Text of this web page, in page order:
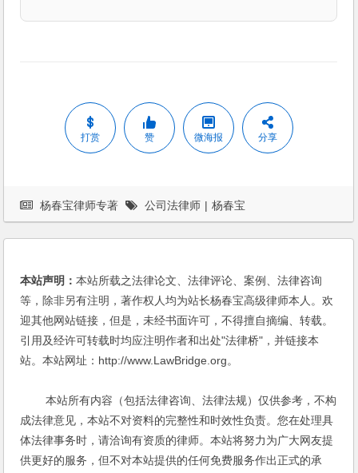
打赏 赞 微海报 分享
杨春宝律师专著 公司法律师 | 杨春宝
本站声明：本站所载之法律论文、法律评论、案例、法律咨询
等，除非另有注明，著作权人均为站长杨春宝高级律师本人。欢
迎其他网站链接，但是，未经书面许可，不得擅自摘编、转载。
引用及经许可转载时均应注明作者和出处"法律桥"，并链接本
站。本站网址：http://www.LawBridge.org。
本站所有内容（包括法律咨询、法律法规）仅供参考，不构
成法律意见，本站不对资料的完整性和时效性负责。您在处理具
体法律事务时，请洽询有资质的律师。本站将努力为广大网友提
供更好的服务，但不对本站提供的任何免费服务作出正式的承